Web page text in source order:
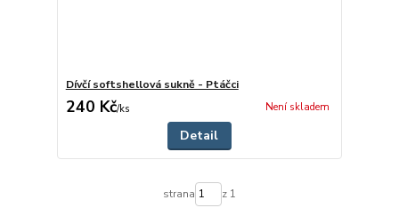
Dívčí softshellová sukně - Ptáčci
240 Kč/ks Není skladem
Detail
strana z 1